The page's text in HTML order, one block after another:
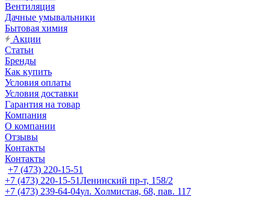
Вентиляция
Дачные умывальники
Бытовая химия
Акции
Статьи
Бренды
Как купить
Условия оплаты
Условия доставки
Гарантия на товар
Компания
О компании
Отзывы
Контакты
Контакты
+7 (473) 220-15-51
+7 (473) 220-15-51Ленинский пр-т, 158/2
+7 (473) 239-64-04ул. Холмистая, 68, пав. 117